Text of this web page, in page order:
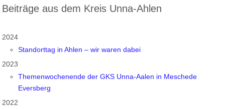
Beiträge aus dem Kreis Unna-Ahlen
2024
Standorttag in Ahlen – wir waren dabei
2023
Themenwochenende der GKS Unna-Aalen in Meschede
Eversberg
2022